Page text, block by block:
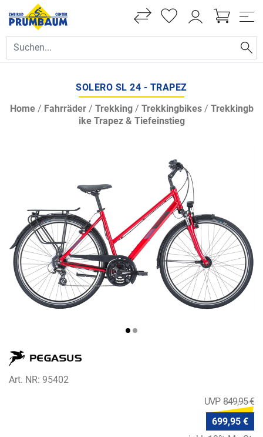
SOLERO SL 24 - TRAPEZ
Home/ Fahrräder/ Trekking/ Trekkingbikes/ Trekkingb
ike Trapez & Tiefeinstieg
Art. NR: 95402
849,95 €
699,95 €